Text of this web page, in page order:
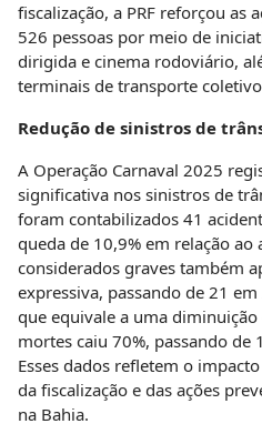
fiscalização, a PRF reforçou as
526 pessoas por meio de
dirigida e cinema rodoviário,
terminais de transporte
Redução de sinistros de
A Operação Carnaval 2025
significativa nos sinistros de
foram contabilizados 41
queda de 10,9% em relação
considerados graves também
expressiva, passando de 21
que equivale a uma
mortes caiu 70%, passando de
Esses dados refletem o
da fiscalização e das ações
na Bahia.